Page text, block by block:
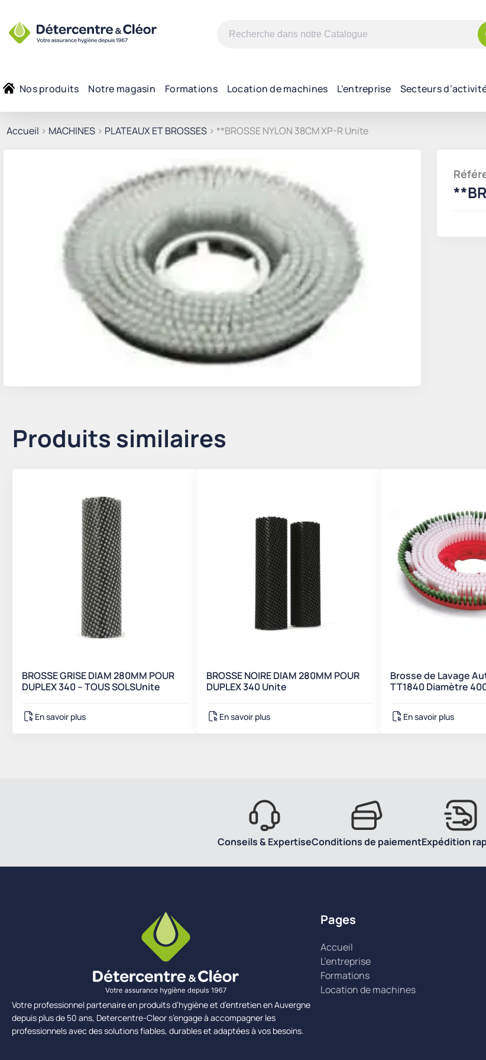
Recherche
Nos produits Notre magasin Formations Location de machines L’entreprise Secteurs
Accueil > MACHINES > PLATEAUX ET BROSSES > **BROSSE NYLON 38CM XP-R Unite
Produits similaires
BROSSE GRISE DIAM 280MM POUR
DUPLEX 340 – TOUS SOLSUnite
En savoir plus
BROSSE NOIRE DIAM 280MM POUR
DUPLEX 340 Unite
En savoir plus
Brosse de Lavage
TT1840 Diamètre
En savoir plus
Conseils & ExpertiseConditions de paiementExpédition
Votre professionnel partenaire en produits d’hygiène et d’entretien en Auvergne
depuis plus de 50 ans, Detercentre-Cleor s’engage à accompagner les
professionnels avec des solutions fiables, durables et adaptées à vos besoins.
Pages
Accueil
L’entreprise
Formations
Location de machines